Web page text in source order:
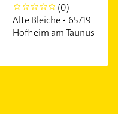
0
(0)
Alte Bleiche • 65719
Hofheim am Taunus